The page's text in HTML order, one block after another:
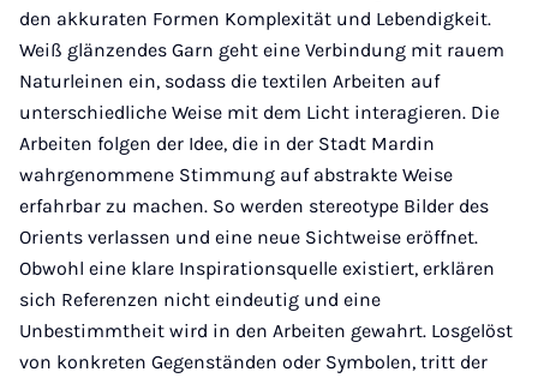
den akkuraten Formen Komplexität und Lebendigkeit.
Weiß glänzendes Garn geht eine Verbindung mit rauem
Naturleinen ein, sodass die textilen Arbeiten auf
unterschiedliche Weise mit dem Licht interagieren. Die
Arbeiten folgen der Idee, die in der Stadt Mardin
wahrgenommene Stimmung auf abstrakte Weise
erfahrbar zu machen. So werden stereotype Bilder des
Orients verlassen und eine neue Sichtweise eröffnet.
Obwohl eine klare Inspirationsquelle existiert, erklären
sich Referenzen nicht eindeutig und eine
Unbestimmtheit wird in den Arbeiten gewahrt. Losgelöst
von konkreten Gegenständen oder Symbolen, tritt der